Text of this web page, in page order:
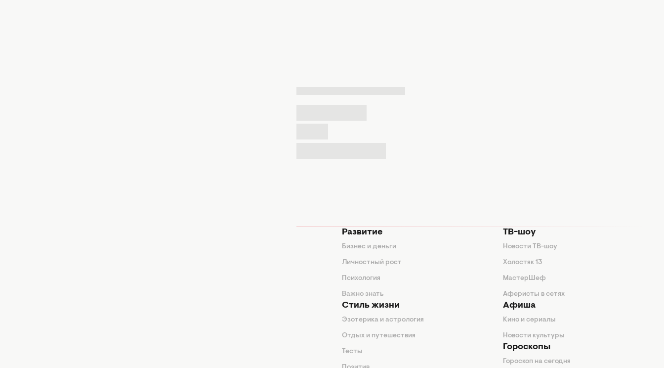
Развитие
Бизнес и деньги
Личностный рост
Психология
Важно знать
Стиль жизни
Эзотерика и астрология
Отдых и путешествия
Тесты
ТВ-шоу
Новости ТВ-шоу
Холостяк 13
МастерШеф
Аферисты в сетях
Афиша
Кино и сериалы
Новости культуры
Гороскопы
Гороскоп на сегодня